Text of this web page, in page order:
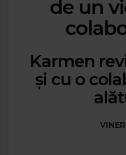
de un
Karmen
și cu o